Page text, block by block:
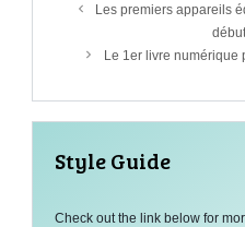
Les premiers appareils
Le 1er livre numérique
Style Guide
Check out the link below for